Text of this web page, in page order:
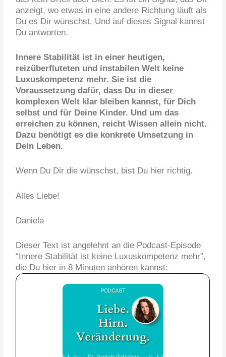
anzeigt, wo etwas in eine andere Richtung läuft als
Du es Dir wünschst. Und auf dieses Signal kannst
Du antworten.
Innere Stabilität ist in einer heutigen,
reizüberfluteten und instabilen Welt keine
Luxuskompetenz mehr. Sie ist die
Voraussetzung dafür, dass Du in dieser
komplexen Welt klar bleiben kannst, für Dich
selbst und für Deine Kinder. Und um das
erreichen zu können, reicht Wissen allein nicht.
Dazu benötigt es die konkrete Umsetzung in
Dein Leben.
Wenn Du Dir die wünschst, bist Du hier richtig.
Alles Liebe!
Daniela
Dieser Text ist angelehnt an die Podcast-Episode
“Innere Stabilität ist keine Luxuskompetenz mehr”,
die Du hier in 8 Minuten anhören kannst: